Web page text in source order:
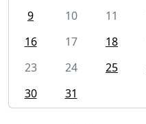
9
10 11
16
17 18
23
24 25
30
31